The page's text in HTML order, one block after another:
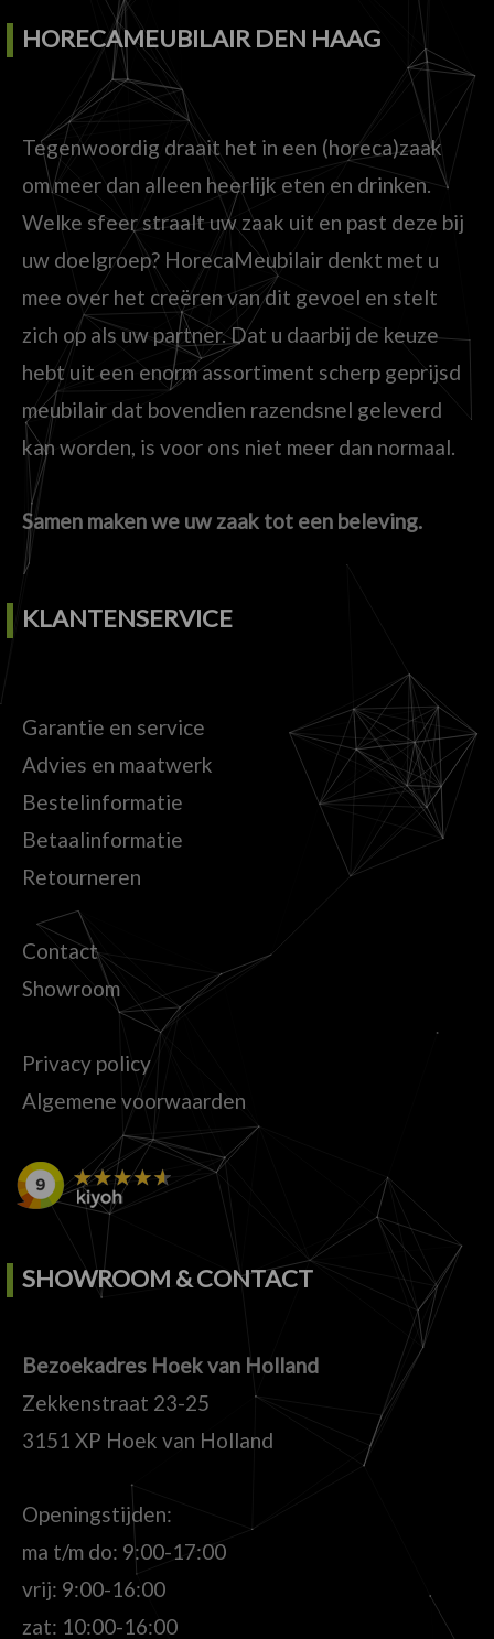
HORECAMEUBILAIR DEN HAAG
Tegenwoordig draait het in een (horeca)zaak
om meer dan alleen heerlijk eten en drinken.
Welke sfeer straalt uw zaak uit en past deze bij
uw doelgroep? HorecaMeubilair denkt met u
mee over het creëren van dit gevoel en stelt
zich op als uw partner. Dat u daarbij de keuze
hebt uit een enorm assortiment scherp geprijsd
meubilair dat bovendien razendsnel geleverd
kan worden, is voor ons niet meer dan normaal.
Samen maken we uw zaak tot een beleving.
KLANTENSERVICE
Garantie en service
Advies en maatwerk
Bestelinformatie
Betaalinformatie
Retourneren
Contact
Showroom
Privacy policy
Algemene voorwaarden
SHOWROOM & CONTACT
Bezoekadres Hoek van Holland
Zekkenstraat 23-25
3151 XP Hoek van Holland
Openingstijden:
ma t/m do: 9:00-17:00
vrij: 9:00-16:00
zat: 10:00-16:00